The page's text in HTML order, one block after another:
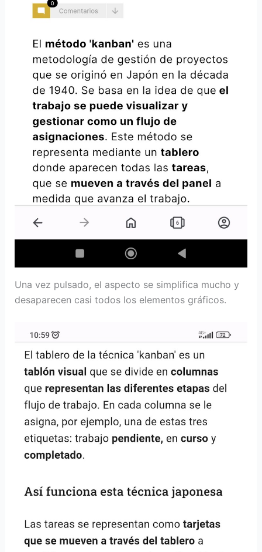
Una vez pulsado, el aspecto se simplifica mucho y
desaparecen casi todos los elementos gráficos.